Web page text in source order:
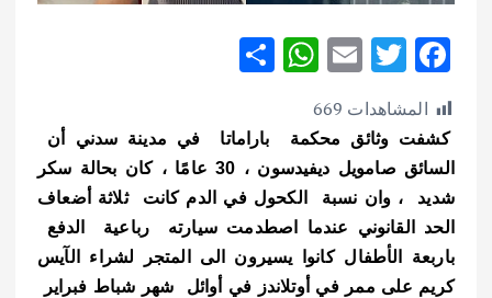
F
ac
e
b
o
o
k
T
w
it
te
r
E
ai
l
W
at
s
A
p
p
ar
e
المشاهدات 669
كشفت وثائق محكمة باراماتا في مدينة سدني أن
السائق صامويل ديفيدسون ، 30 عامًا ، كان بحالة سكر
شديد ، وان نسبة الكحول في الدم كانت ثلاثة أضعاف
الحد القانوني عندما اصطدمت سيارته رباعية الدفع
باربعة الأطفال كانوا يسيرون الى المتجر لشراء الآيس
كريم على ممر في أوتلاندز في أوائل شهر شباط فبراير